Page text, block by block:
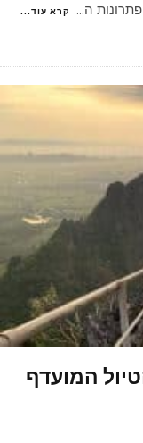
ה... קרא עוד...
המועדף